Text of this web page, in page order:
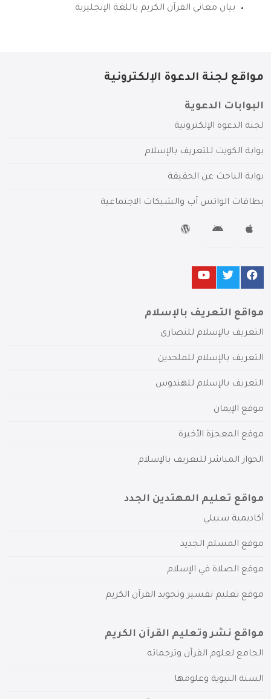
بيان معاني القرآن الكريم باللغة الإنجليزية
مواقع لجنة الدعوة الإلكترونية
البوابات الدعوية
لجنة الدعوة الإلكترونية
بوابة الكويت للتعريف بالإسلام
بوابة الباحث عن الحقيقة
بطاقات الواتس آب والشبكات الاجتماعية
مواقع التعريف بالإسلام
التعريف بالإسلام للنصارى
التعريف بالإسلام للملحدين
التعريف بالإسلام للهندوس
موقع الإيمان
موقع المعجزة الأخيرة
الحوار المباشر للتعريف بالإسلام
مواقع تعليم المهتدين الجدد
أكاديمية سبيلي
موقع المسلم الجديد
موقع الصلاة في الإسلام
موقع تعليم تفسير وتجويد القرآن الكريم
مواقع نشر وتعليم القرآن الكريم
الجامع لعلوم القرآن وترجماته
السنة النبوية وعلومها